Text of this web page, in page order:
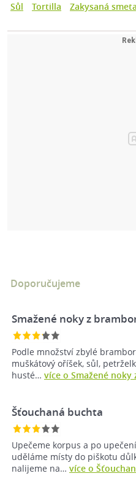
Sůl
Tortilla Zakysaná
Doporučujeme
Smažené noky z
Podle množství zbylé
muškátový oříšek, sůl,
husté… více o Smažené
Šťouchaná buchta
Upečeme korpus a po
uděláme místy do piškotu
nalijeme na… více o